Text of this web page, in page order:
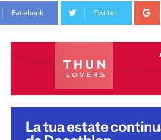
Facebook Twitter